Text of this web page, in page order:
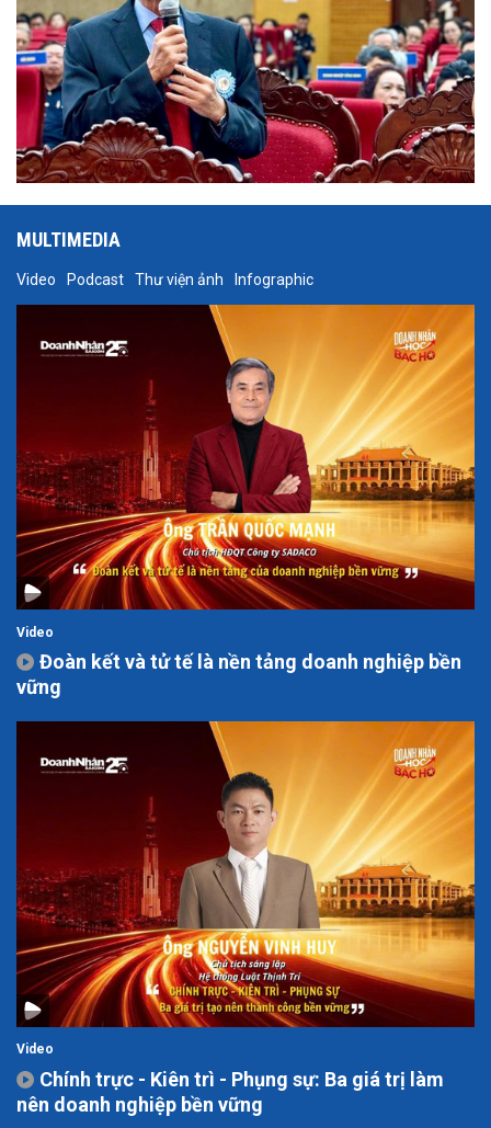
MULTIMEDIA
Video Podcast Thư viện ảnh Infographic
Video
Đoàn kết và tử tế là nền tảng doanh nghiệp bền
vững
Video
Chính trực - Kiên trì - Phụng sự: Ba giá trị làm
nên doanh nghiệp bền vững